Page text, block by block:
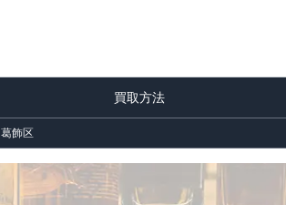
買取方法
葛飾区